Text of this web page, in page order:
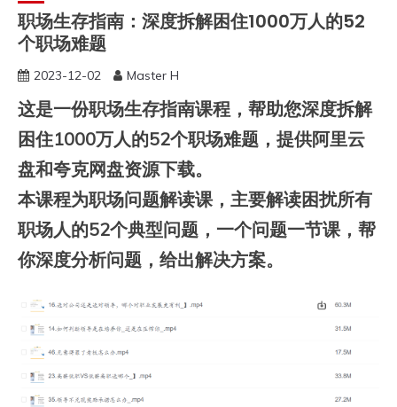
职场生存指南：深度拆解困住1000万人的52
个职场难题
2023-12-02 Master H
这是一份职场生存指南课程，帮助您深度拆解
困住1000万人的52个职场难题，提供阿里云
盘和夸克网盘资源下载。
本课程为职场问题解读课，主要解读困扰所有
职场人的52个典型问题，一个问题一节课，帮
你深度分析问题，给出解决方案。